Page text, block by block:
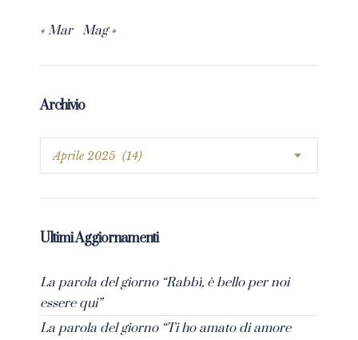
« Mar Mag »
Archivio
Ultimi Aggiornamenti
La parola del giorno “Rabbì, è bello per noi
essere qui”
La parola del giorno “Ti ho amato di amore